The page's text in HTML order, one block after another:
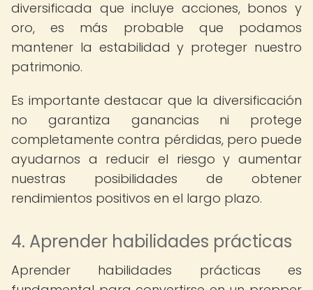
diversificada que incluye acciones, bonos y
oro, es más probable que podamos
mantener la estabilidad y proteger nuestro
patrimonio.
Es importante destacar que la diversificación
no garantiza ganancias ni protege
completamente contra pérdidas, pero puede
ayudarnos a reducir el riesgo y aumentar
nuestras posibilidades de obtener
rendimientos positivos en el largo plazo.
4. Aprender habilidades prácticas
Aprender habilidades prácticas es